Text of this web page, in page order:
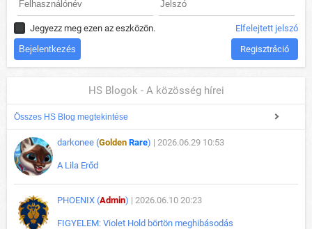
Jegyezz meg ezen az eszközön. Elfelejtett jelszó
Regisztráció
HS Blogok - A közösség hírei
Összes HS Blog megtekintése
darkonee (Golden Rare) | 2026.06.29 10:53
A Lila Erőd
PHOENIX (Admin) | 2026.06.10 20:23
FIGYELEM: Violet Hold börtön meghibásodás